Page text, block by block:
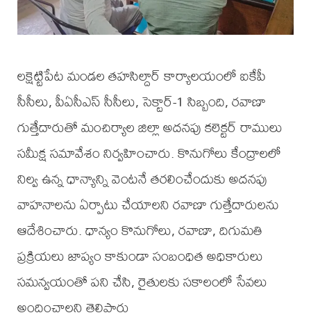
లక్షెట్టిపేట మండల తహసిల్దార్ కార్యాలయంలో ఐకేపీ
సీసీలు, పీఏసీఎస్ సీసీలు, సెక్టార్-1 సిబ్బంది, రవాణా
గుత్తేదారుతో మంచిర్యాల జిల్లా అదనపు కలెక్టర్ రాములు
సమీక్ష సమావేశం నిర్వహించారు. కొనుగోలు కేంద్రాలలో
నిల్వ ఉన్న ధాన్యాన్ని వెంటనే తరలించేందుకు అదనపు
వాహనాలను ఏర్పాటు చేయాలని రవాణా గుత్తేదారులను
ఆదేశించారు. ధాన్యం కొనుగోలు, రవాణా, దిగుమతి
ప్రక్రియలు జాప్యం కాకుండా సంబంధిత అధికారులు
సమన్వయంతో పని చేసి, రైతులకు సకాలంలో సేవలు
అందించాలని తెలిపారు